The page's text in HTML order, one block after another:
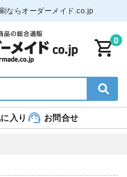
ならオーダーメイド.co.jp
0
入り お問合せ